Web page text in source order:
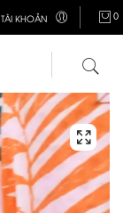
TÀI KHOẢN 0